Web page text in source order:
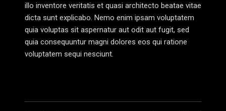
illo inventore veritatis et quasi architecto beatae vitae
dicta sunt explicabo. Nemo enim ipsam voluptatem
quia voluptas sit aspernatur aut odit aut fugit, sed
quia consequuntur magni dolores eos qui ratione
voluptatem sequi nesciunt.